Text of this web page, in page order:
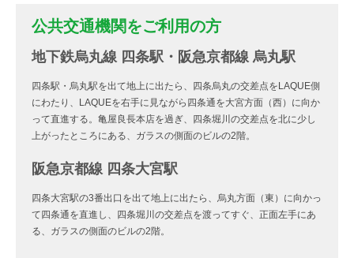
公共交通機関をご利用の方
地下鉄烏丸線 四条駅・阪急京都線 烏丸駅
四条駅・烏丸駅を出て地上に出たら、四条烏丸の交差点をLAQUE側
にわたり、LAQUEを右手に見ながら四条通を大宮方面（西）に向か
って直進する。亀屋良長本店を過ぎ、四条堀川の交差点を北に少し
上がったところにある、ガラスの側面のビルの2階。
阪急京都線 四条大宮駅
四条大宮駅の3番出口を出て地上に出たら、烏丸方面（東）に向かっ
て四条通を直進し、四条堀川の交差点を渡ってすぐ、正面左手にあ
る、ガラスの側面のビルの2階。